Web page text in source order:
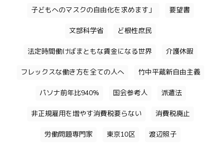
子どもへのマスクの自由化を求めます」 要望書
文部科学省 ど根性庶民
法定時間働けばまともな賃金になる世界 介護休暇
フレックスな働き方を全ての人へ 竹中平蔵新自由主義
パソナ前年比940% 国会参考人 派遣法
非正規雇用を増やす消費税要らない 消費税廃止
労働問題専門家 東京10区 渡辺照子